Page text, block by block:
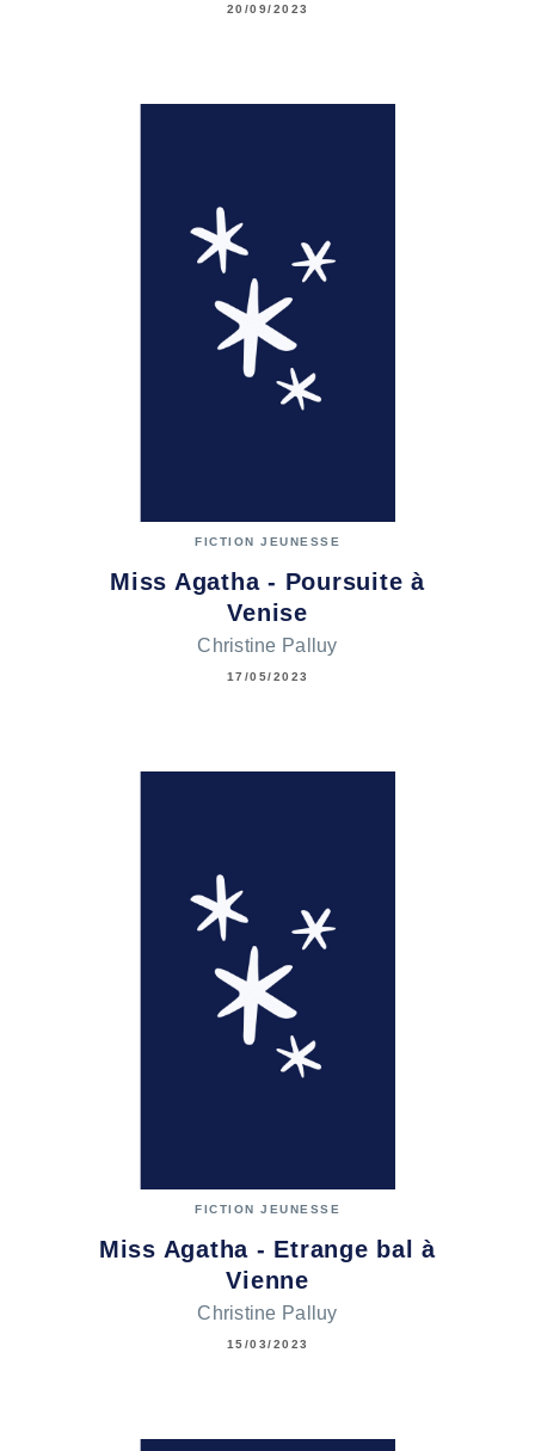
20/09/2023
FICTION JEUNESSE
Miss Agatha - Poursuite à
Venise
Christine Palluy
17/05/2023
FICTION JEUNESSE
Miss Agatha - Etrange bal à
Vienne
Christine Palluy
15/03/2023